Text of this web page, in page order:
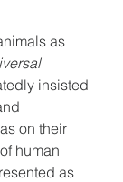
as
insisted
on their
human
as